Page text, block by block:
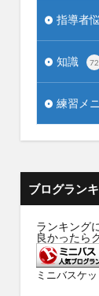
指導者
知識 72
練習メ
ブログラン
ランキング
良かったら
ミニバスケ